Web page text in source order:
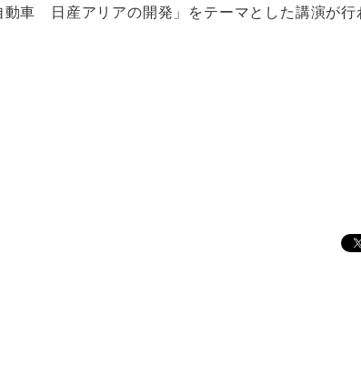
車 日産アリアの開発」をテーマとした講演が行